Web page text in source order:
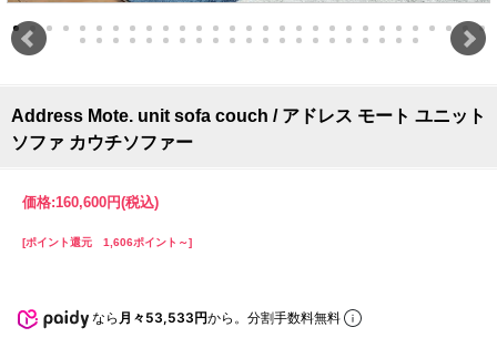
Address Mote. unit sofa couch / アドレス モート ユニット
ソファ カウチソファー
価格:160,600円(税込)
[ポイント還元 1,606ポイント～]
なら 月々53,533円から。分割手数料無料